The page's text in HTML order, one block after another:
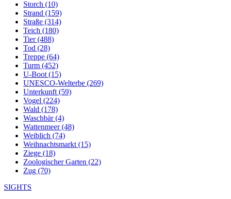
Storch (10)
Strand (159)
Straße (314)
Teich (180)
Tier (488)
Tod (28)
Treppe (64)
Turm (452)
U-Boot (15)
UNESCO-Welterbe (269)
Unterkunft (59)
Vogel (224)
Wald (178)
Waschbär (4)
Wattenmeer (48)
Weiblich (74)
Weihnachtsmarkt (15)
Ziege (18)
Zoologischer Garten (22)
Zug (70)
SIGHTS